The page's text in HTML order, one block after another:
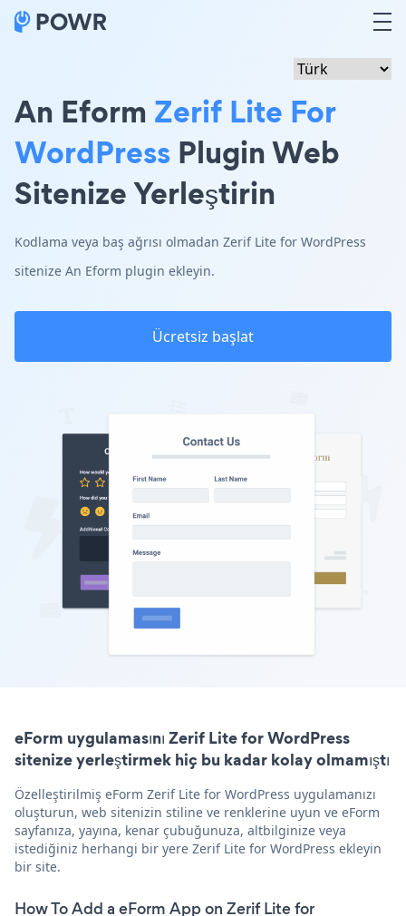
An Eform Zerif Lite For
WordPress Plugin Web
Sitenize Yerleştirin
Kodlama veya baş ağrısı olmadan Zerif Lite for WordPress
sitenize An Eform plugin ekleyin.
Ücretsiz başlat
eForm uygulamasını Zerif Lite for WordPress
sitenize yerleştirmek hiç bu kadar kolay olmamıştı
Özelleştirilmiş eForm Zerif Lite for WordPress uygulamanızı
oluşturun, web sitenizin stiline ve renklerine uyun ve eForm
sayfanıza, yayına, kenar çubuğunuza, altbilginize veya
istediğiniz herhangi bir yere Zerif Lite for WordPress ekleyin
bir site.
How To Add a eForm App on Zerif Lite for